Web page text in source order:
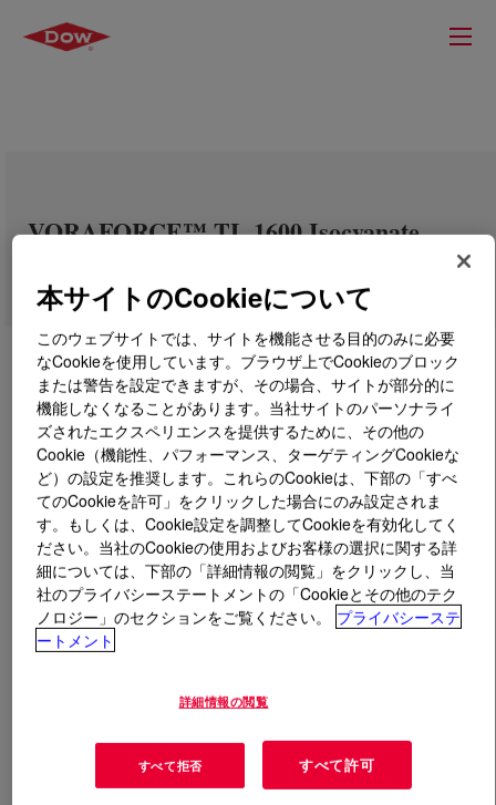
VORAFORCE™ TL 1600 Isocyanate
とはVORAFORCE™ TL 1600 Isocyanate?
This isocyanate component can be used in combination
with various Polyols for fiber-reinforced composite
manufacturing. It can be combined with VORAFORCE™
processing. It can be combined with VORAFORCE™ TR
1559 Polyol or TR 1560 Polyol for RIM processing. It can
be combined with VORAFORCE™ TS 1790 Polyol for
Spray Preg Processing.
本サイトのCookieについて
このウェブサイトでは、サイトを機能させる目的のみに必要
なCookieを使用しています。ブラウザ上でCookieのブロック
または警告を設定できますが、その場合、サイトが部分的に
機能しなくなることがあります。当社サイトのパーソナライ
ズされたエクスペリエンスを提供するために、その他の
Cookie（機能性、パフォーマンス、ターゲティングCookieな
ど）の設定を推奨します。これらのCookieは、下部の「すべ
てのCookieを許可」をクリックした場合にのみ設定されま
す。もしくは、Cookie設定を調整してCookieを有効化してく
ださい。当社のCookieの使用およびお客様の選択に関する詳
細については、下部の「詳細情報の閲覧」をクリックし、当
社のプライバシーステートメントの「Cookieとその他のテク
ノロジー」のセクションをご覧ください。
プライバシーステ
ートメント
詳細情報の閲覧
すべて拒否 すべて許可